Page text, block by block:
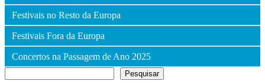
Festivais no Resto da Europa
Festivais Fora da Europa
Concertos na Passagem de Ano 2025
Pesquisar